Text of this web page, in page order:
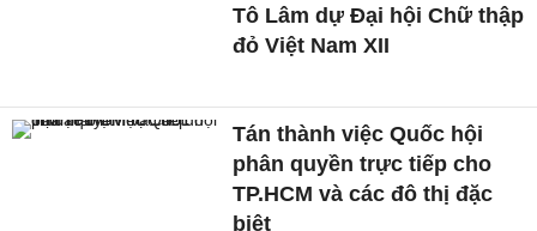
Tô Lâm dự Đại hội Chữ thập
đỏ Việt Nam XII
Tán thành việc Quốc hội
phân quyền trực tiếp cho
TP.HCM và các đô thị đặc
biệt